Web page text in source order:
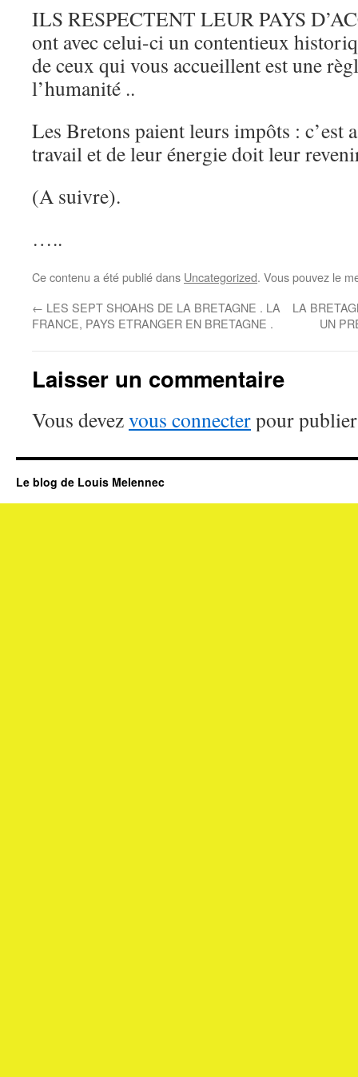
ILS RESPECTENT LEUR PAYS
ont avec celui-ci un contentieux
de ceux qui vous accueillent est une
l’humanité ..
Les Bretons paient leurs impôts : c’est
travail et de leur énergie doit leur
(A suivre).
…..
Ce contenu a été publié dans Uncategorized. Vous pouvez le
← LES SEPT SHOAHS DE LA BRETAGNE . LA
FRANCE, PAYS ETRANGER EN BRETAGNE .
LA
UN
Laisser un commentaire
Vous devezvous connecterpour
Le blog de Louis Melennec